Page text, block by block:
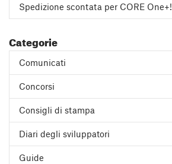
Spedizione scontata per CORE One+!
Categorie
Comunicati
Concorsi
Consigli di stampa
Diari degli sviluppatori
Guide